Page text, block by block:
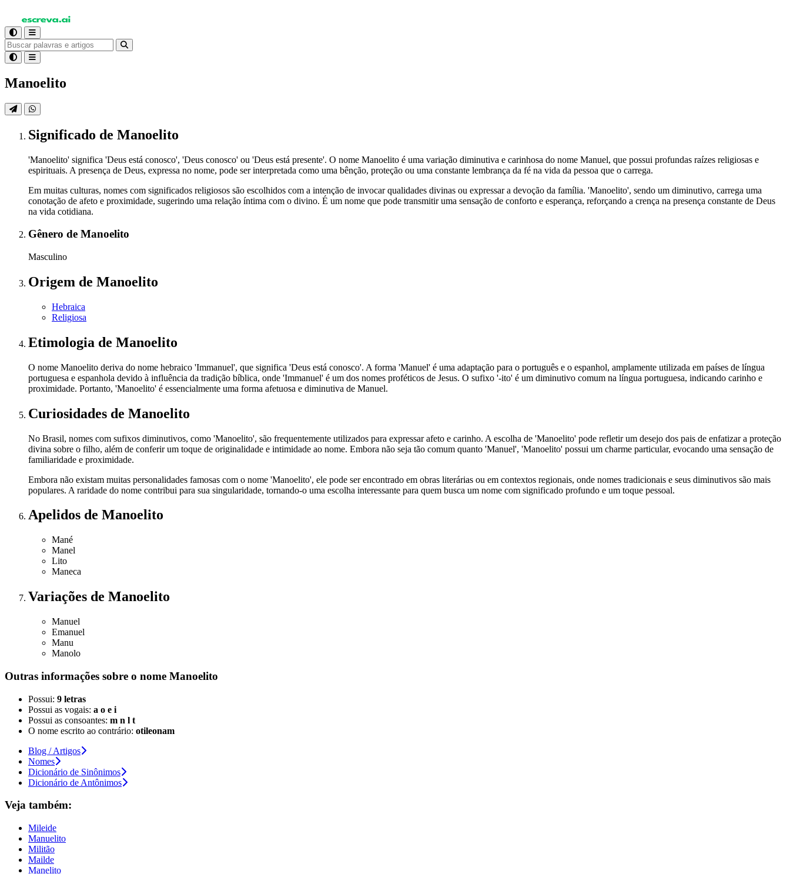
Manoelito
Significado de Manoelito
'Manoelito' significa 'Deus está conosco', 'Deus conosco' ou 'Deus está presente'. O nome Manoelito é uma variação diminutiva e carinhosa do nome Manuel, que possui profundas raízes religiosas e
espirituais. A presença de Deus, expressa no nome, pode ser interpretada como uma bênção, proteção ou uma constante lembrança da fé na vida da pessoa que o carrega.
Em muitas culturas, nomes com significados religiosos são escolhidos com a intenção de invocar qualidades divinas ou expressar a devoção da família. 'Manoelito', sendo um diminutivo, carrega uma
conotação de afeto e proximidade, sugerindo uma relação íntima com o divino. É um nome que pode transmitir uma sensação de conforto e esperança, reforçando a crença na presença constante de Deus
na vida cotidiana.
Gênero de Manoelito
Masculino
Origem de Manoelito
Hebraica
Religiosa
Etimologia de Manoelito
O nome Manoelito deriva do nome hebraico 'Immanuel', que significa 'Deus está conosco'. A forma 'Manuel' é uma adaptação para o português e o espanhol, amplamente utilizada em países de língua
portuguesa e espanhola devido à influência da tradição bíblica, onde 'Immanuel' é um dos nomes proféticos de Jesus. O sufixo '-ito' é um diminutivo comum na língua portuguesa, indicando carinho e
proximidade. Portanto, 'Manoelito' é essencialmente uma forma afetuosa e diminutiva de Manuel.
Curiosidades de Manoelito
No Brasil, nomes com sufixos diminutivos, como 'Manoelito', são frequentemente utilizados para expressar afeto e carinho. A escolha de 'Manoelito' pode refletir um desejo dos pais de enfatizar a proteção
divina sobre o filho, além de conferir um toque de originalidade e intimidade ao nome. Embora não seja tão comum quanto 'Manuel', 'Manoelito' possui um charme particular, evocando uma sensação de
familiaridade e proximidade.
Embora não existam muitas personalidades famosas com o nome 'Manoelito', ele pode ser encontrado em obras literárias ou em contextos regionais, onde nomes tradicionais e seus diminutivos são mais
populares. A raridade do nome contribui para sua singularidade, tornando-o uma escolha interessante para quem busca um nome com significado profundo e um toque pessoal.
Apelidos de Manoelito
Mané
Manel
Lito
Maneca
Variações de Manoelito
Manuel
Emanuel
Manu
Manolo
Outras informações sobre o nome Manoelito
Possui: 9 letras
Possui as vogais: a o e i
Possui as consoantes: m n l t
O nome escrito ao contrário: otileonam
Blog / Artigos
Nomes
Dicionário de Sinônimos
Dicionário de Antônimos
Veja também:
Mileide
Manuelito
Militão
Mailde
Manelito